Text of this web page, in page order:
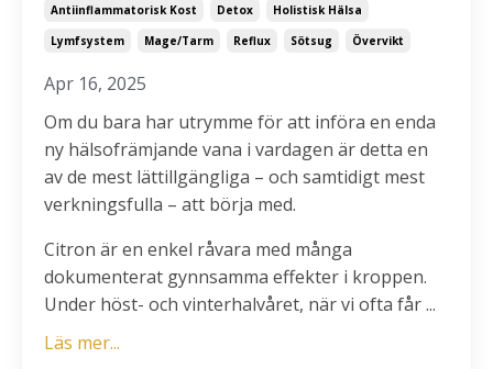
Antiinflammatorisk Kost Detox
Holistisk Hälsa
Lymfsystem
Mage/tarm Reflux Sötsug Övervikt
Apr 16, 2025
Om du bara har utrymme för att införa en enda
ny hälsofrämjande vana i vardagen är detta en
av de mest lättillgängliga – och samtidigt mest
verkningsfulla – att börja med.
Citron är en enkel råvara med många
dokumenterat gynnsamma effekter i kroppen.
Under höst- och vinterhalvåret, när vi ofta får ...
Läs mer...